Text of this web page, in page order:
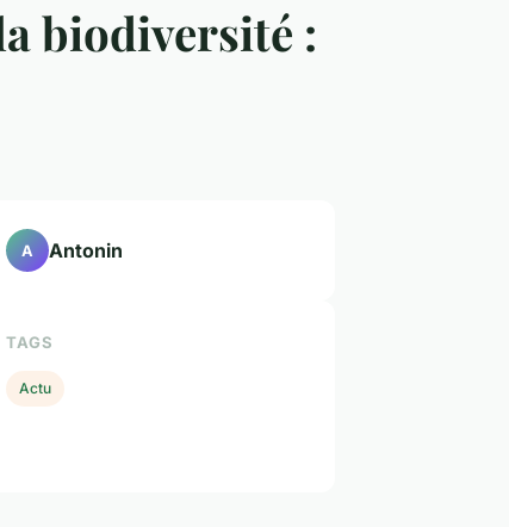
biodiversité :
A Antonin
TAGS
Actu